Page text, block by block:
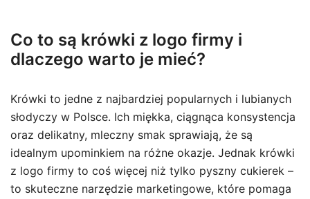
Co to są krówki z logo firmy i
dlaczego warto je mieć?
Krówki to jedne z najbardziej popularnych i lubianych
słodyczy w Polsce. Ich miękka, ciągnąca konsystencja
oraz delikatny, mleczny smak sprawiają, że są
idealnym upominkiem na różne okazje. Jednak krówki
z logo firmy to coś więcej niż tylko pyszny cukierek –
to skuteczne narzędzie marketingowe, które pomaga